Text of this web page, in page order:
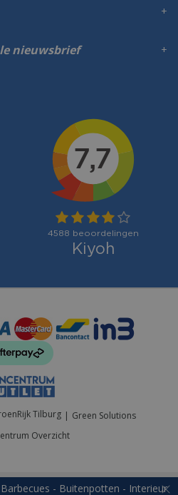
- Buitenpotten - Interieur
nieuwsbrief
Tilburg
Green Solutions
Overzicht